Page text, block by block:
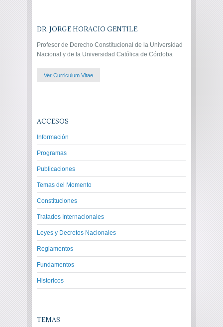
DR. JORGE HORACIO GENTILE
Profesor de Derecho Constitucional de la Universidad
Nacional y de la Universidad Católica de Córdoba
Ver Curriculum Vitae
ACCESOS
Información
Programas
Publicaciones
Temas del Momento
Constituciones
Tratados Internacionales
Leyes y Decretos Nacionales
Reglamentos
Fundamentos
Historicos
TEMAS